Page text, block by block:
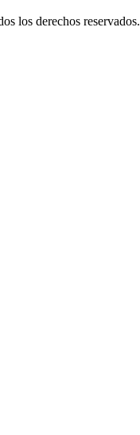
los derechos reservados.